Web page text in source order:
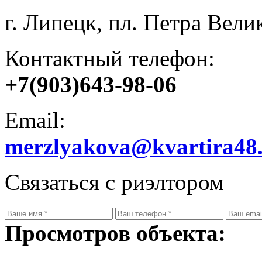
г. Липецк, пл. Петра
Контактный телефон:
+7(903)643-98-06
Email:
Связаться с риэлтором
Просмотров объекта: